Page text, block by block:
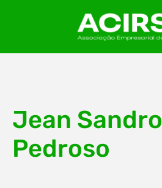
Jean Sandro
Pedroso